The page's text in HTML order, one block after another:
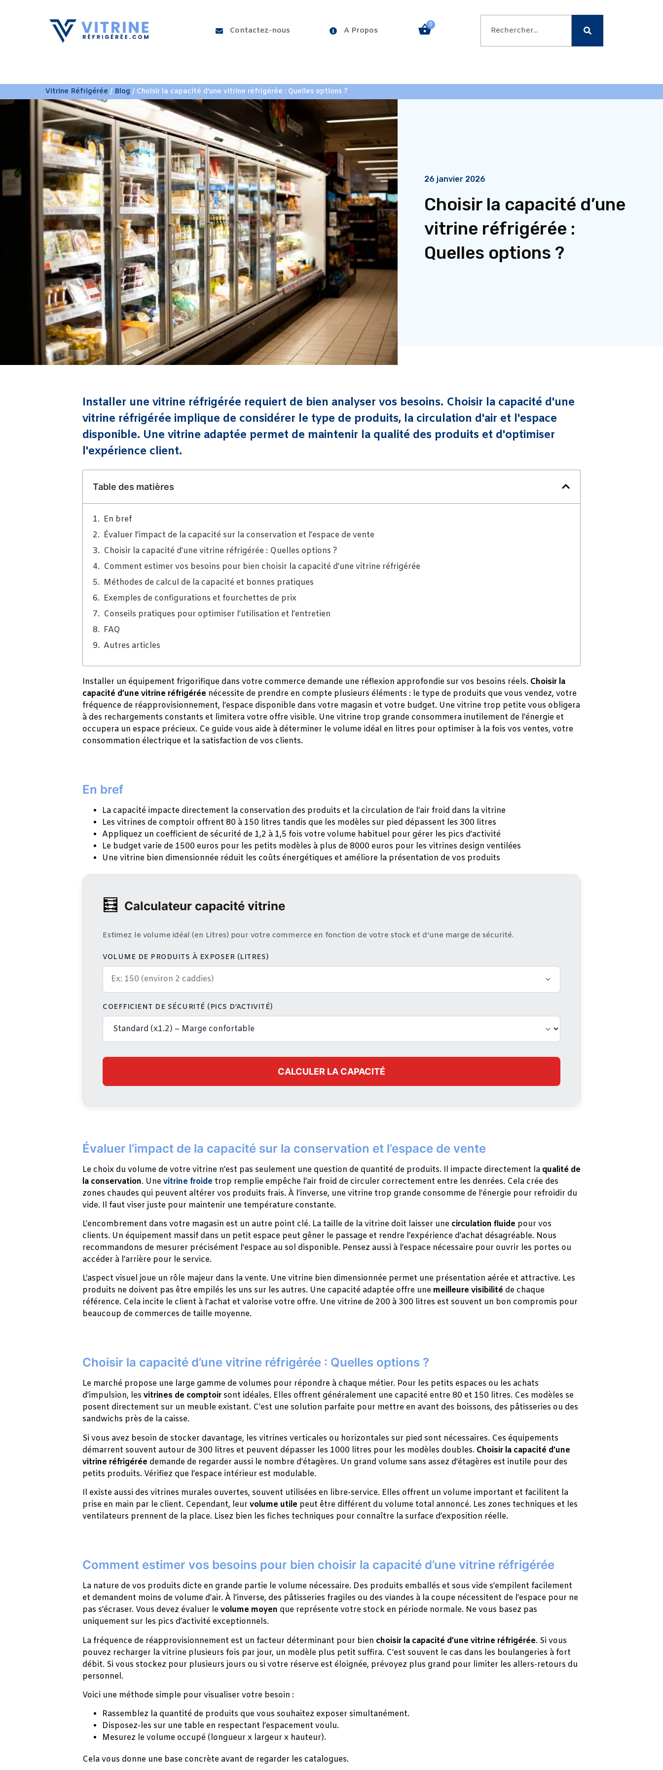
Contactez-nous A Propos
0
Vitrine Réfrigérée / Blog / Choisir la capacité d’une vitrine réfrigérée : Quelles options ?
26 janvier 2026
Choisir la capacité d’une
vitrine réfrigérée :
Quelles options ?
Installer une vitrine réfrigérée requiert de bien analyser vos besoins. Choisir la capacité d'une
vitrine réfrigérée implique de considérer le type de produits, la circulation d'air et l'espace
disponible. Une vitrine adaptée permet de maintenir la qualité des produits et d'optimiser
l'expérience client.
Table des matières
En bref
Évaluer l’impact de la capacité sur la conservation et l’espace de vente
Choisir la capacité d’une vitrine réfrigérée : Quelles options ?
Comment estimer vos besoins pour bien choisir la capacité d’une vitrine réfrigérée
Méthodes de calcul de la capacité et bonnes pratiques
Exemples de configurations et fourchettes de prix
Conseils pratiques pour optimiser l’utilisation et l’entretien
FAQ
Autres articles
Installer un équipement frigorifique dans votre commerce demande une réflexion approfondie sur vos besoins réels. Choisir la
capacité d’une vitrine réfrigérée nécessite de prendre en compte plusieurs éléments : le type de produits que vous vendez, votre
fréquence de réapprovisionnement, l’espace disponible dans votre magasin et votre budget. Une vitrine trop petite vous obligera
à des rechargements constants et limitera votre offre visible. Une vitrine trop grande consommera inutilement de l’énergie et
occupera un espace précieux. Ce guide vous aide à déterminer le volume idéal en litres pour optimiser à la fois vos ventes, votre
consommation électrique et la satisfaction de vos clients.
En bref
La capacité impacte directement la conservation des produits et la circulation de l’air froid dans la vitrine
Les vitrines de comptoir offrent 80 à 150 litres tandis que les modèles sur pied dépassent les 300 litres
Appliquez un coefficient de sécurité de 1,2 à 1,5 fois votre volume habituel pour gérer les pics d’activité
Le budget varie de 1500 euros pour les petits modèles à plus de 8000 euros pour les vitrines design ventilées
Une vitrine bien dimensionnée réduit les coûts énergétiques et améliore la présentation de vos produits
🧮 Calculateur capacité vitrine
Estimez le volume idéal (en Litres) pour votre commerce en fonction de votre stock et d’une marge de sécurité.
VOLUME DE PRODUITS À EXPOSER (LITRES)
COEFFICIENT DE SÉCURITÉ (PICS D’ACTIVITÉ)
CALCULER LA CAPACITÉ
Évaluer l’impact de la capacité sur la conservation et l’espace de vente
Le choix du volume de votre vitrine n’est pas seulement une question de quantité de produits. Il impacte directement la qualité de
la conservation. Unevitrine froide trop remplie empêche l’air froid de circuler correctement entre les denrées. Cela crée des
zones chaudes qui peuvent altérer vos produits frais. À l’inverse, une vitrine trop grande consomme de l’énergie pour refroidir du
vide. Il faut viser juste pour maintenir une température constante.
L’encombrement dans votre magasin est un autre point clé. La taille de la vitrine doit laisser une circulation fluide pour vos
clients. Un équipement massif dans un petit espace peut gêner le passage et rendre l’expérience d’achat désagréable. Nous
recommandons de mesurer précisément l’espace au sol disponible. Pensez aussi à l’espace nécessaire pour ouvrir les portes ou
accéder à l’arrière pour le service.
L’aspect visuel joue un rôle majeur dans la vente. Une vitrine bien dimensionnée permet une présentation aérée et attractive. Les
produits ne doivent pas être empilés les uns sur les autres. Une capacité adaptée offre unemeilleure visibilité de chaque
référence. Cela incite le client à l’achat et valorise votre offre. Une vitrine de 200 à 300 litres est souvent un bon compromis pour
beaucoup de commerces de taille moyenne.
Choisir la capacité d’une vitrine réfrigérée : Quelles options ?
Le marché propose une large gamme de volumes pour répondre à chaque métier. Pour les petits espaces ou les achats
d’impulsion, les vitrines de comptoir sont idéales. Elles offrent généralement une capacité entre 80 et 150 litres. Ces modèles se
posent directement sur un meuble existant. C’est une solution parfaite pour mettre en avant des boissons, des pâtisseries ou des
sandwichs près de la caisse.
Si vous avez besoin de stocker davantage, les vitrines verticales ou horizontales sur pied sont nécessaires. Ces équipements
démarrent souvent autour de 300 litres et peuvent dépasser les 1000 litres pour les modèles doubles. Choisir la capacité d’une
vitrine réfrigérée demande de regarder aussi le nombre d’étagères. Un grand volume sans assez d’étagères est inutile pour des
petits produits. Vérifiez que l’espace intérieur est modulable.
Il existe aussi des vitrines murales ouvertes, souvent utilisées en libre-service. Elles offrent un volume important et facilitent la
prise en main par le client. Cependant, leur volume utile peut être différent du volume total annoncé. Les zones techniques et les
ventilateurs prennent de la place. Lisez bien les fiches techniques pour connaître la surface d’exposition réelle.
Comment estimer vos besoins pour bien choisir la capacité d’une vitrine réfrigérée
La nature de vos produits dicte en grande partie le volume nécessaire. Des produits emballés et sous vide s’empilent facilement
et demandent moins de volume d’air. À l’inverse, des pâtisseries fragiles ou des viandes à la coupe nécessitent de l’espace pour ne
pas s’écraser. Vous devez évaluer levolume moyen que représente votre stock en période normale. Ne vous basez pas
uniquement sur les pics d’activité exceptionnels.
La fréquence de réapprovisionnement est un facteur déterminant pour bien choisir la capacité d’une vitrine réfrigérée. Si vous
pouvez recharger la vitrine plusieurs fois par jour, un modèle plus petit suffira. C’est souvent le cas dans les boulangeries à fort
débit. Si vous stockez pour plusieurs jours ou si votre réserve est éloignée, prévoyez plus grand pour limiter les allers-retours du
personnel.
Voici une méthode simple pour visualiser votre besoin :
Rassemblez la quantité de produits que vous souhaitez exposer simultanément.
Disposez-les sur une table en respectant l’espacement voulu.
Mesurez le volume occupé (longueur x largeur x hauteur).
Cela vous donne une base concrète avant de regarder les catalogues.